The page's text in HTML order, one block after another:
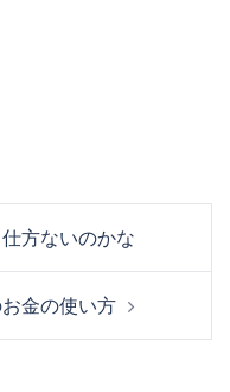
方ないのかな
金の使い方